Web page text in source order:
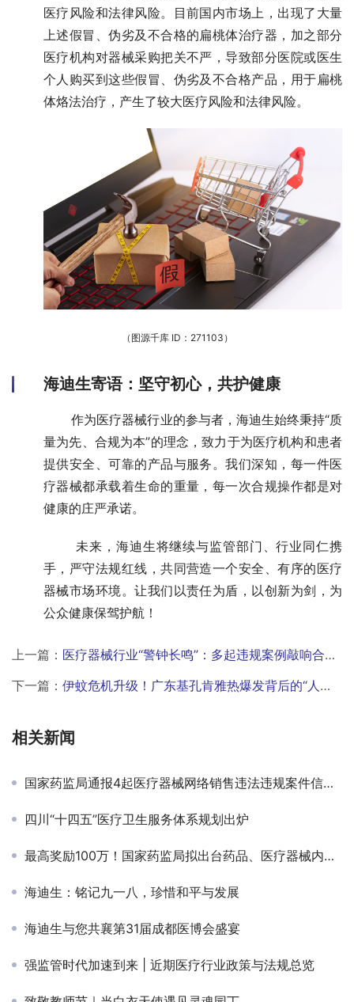
医疗风险和法律风险。目前国内市场上，出现了大量
上述假冒、伪劣及不合格的扁桃体治疗器，加之部分
医疗机构对器械采购把关不严，导致部分医院或医生
个人购买到这些假冒、伪劣及不合格产品，用于扁桃
体烙法治疗，产生了较大医疗风险和法律风险。
（图源千库 ID：271103）
海迪生寄语：坚守初心，共护健康
作为医疗器械行业的参与者，海迪生始终秉持“质
量为先、合规为本”的理念，致力于为医疗机构和患者
提供安全、可靠的产品与服务。我们深知，每一件医
疗器械都承载着生命的重量，每一次合规操作都是对
健康的庄严承诺。
未来，海迪生将继续与监管部门、行业同仁携
手，严守法规红线，共同营造一个安全、有序的医疗
器械市场环境。让我们以责任为盾，以创新为剑，为
公众健康保驾护航！
上一篇： 医疗器械行业“警钟长鸣”：多起违规案例敲响合规警钟
下一篇： 伊蚊危机升级！广东基孔肯雅热爆发背后的“人蚊大战”
相关新闻
国家药监局通报4起医疗器械网络销售违法违规案件信息（第七批）
四川“十四五”医疗卫生服务体系规划出炉
最高奖励100万！国家药监局拟出台药品、医疗器械内部举报人奖励措施
海迪生：铭记九一八，珍惜和平与发展
海迪生与您共襄第31届成都医博会盛宴
强监管时代加速到来 | 近期医疗行业政策与法规总览